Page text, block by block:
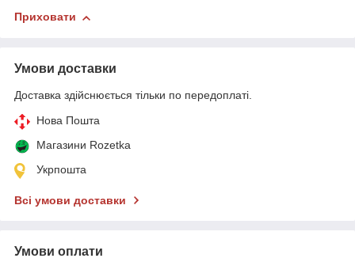
Приховати
Умови доставки
Доставка здійснюється тільки по передоплаті.
Нова Пошта
Магазини Rozetka
Укрпошта
Всі умови доставки
Умови оплати